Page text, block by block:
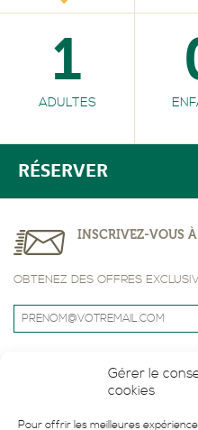
Gérer le
cookies
Pour offrir les meilleures
1
ADULTES
RÉSERVER
INSCRIVEZ-VOUS
OBTENEZ DES OFFRES